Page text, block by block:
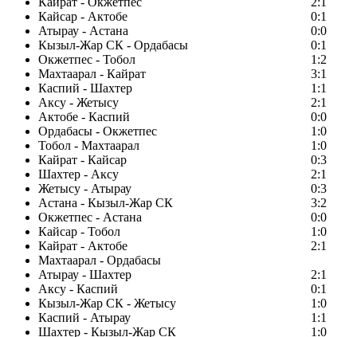
Кайсар - Актобе
0:1
Атырау - Астана
0:0
Кызыл-Жар СК - Ордабасы
0:1
Окжетпес - Тобол
1:2
Махтаарал - Кайрат
3:1
Каспий - Шахтер
1:1
Аксу - Жетысу
2:1
Актобе - Каспий
0:0
Ордабасы - Окжетпес
1:0
Тобол - Махтаарал
1:0
Кайрат - Кайсар
0:3
Шахтер - Аксу
2:1
Жетысу - Атырау
0:3
Астана - Кызыл-Жар СК
3:2
Окжетпес - Астана
0:0
Кайсар - Тобол
1:0
Кайрат - Актобе
2:1
Махтаарал - Ордабасы
Атырау - Шахтер
2:1
Аксу - Каспий
0:1
Кызыл-Жар СК - Жетысу
1:0
Каспий - Атырау
1:1
Шахтер - Кызыл-Жар СК
1:0